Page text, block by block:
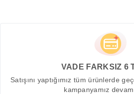
VADE FARKSIZ 6
Satışını yaptığımız tüm ürünlerde
kampanyamız